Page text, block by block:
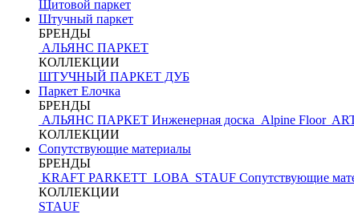
Щитовой паркет
Штучный паркет
БРЕНДЫ
АЛЬЯНС ПАРКЕТ
КОЛЛЕКЦИИ
ШТУЧНЫЙ ПАРКЕТ ДУБ
Паркет Елочка
БРЕНДЫ
АЛЬЯНС ПАРКЕТ Инженерная доска Alpine Floor
КОЛЛЕКЦИИ
Сопутствующие материалы
БРЕНДЫ
KRAFT PARKETT LOBA STAUF Сопутствующие
КОЛЛЕКЦИИ
STAUF